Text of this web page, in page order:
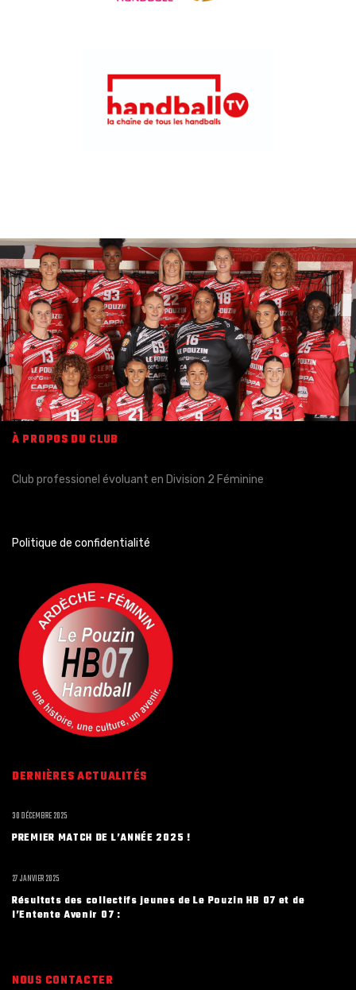
À PROPOS DU CLUB
Club professionel évoluant en Division 2 Féminine
Politique de confidentialité
DERNIÈRES ACTUALITÉS
PREMIER MATCH DE L’ANNÉE 2025 !
30 DÉCEMBRE 2025
Résultats des collectifs jeunes de Le Pouzin HB 07 et de
l’Entente Avenir 07 :
27 JANVIER 2025
NOUS CONTACTER